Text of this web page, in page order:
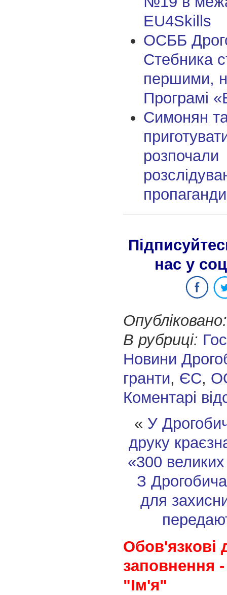
EU4Skills
ОСББ
Стебника
першими,
Програмі
Симонян
розпочали
нас у
Опубліковано:
В рубриці:
Новини
гранти, ЄС,
Коментарі
« У
друку
«300
З
для
Обов'язкові
заповнення
"Ім'я"